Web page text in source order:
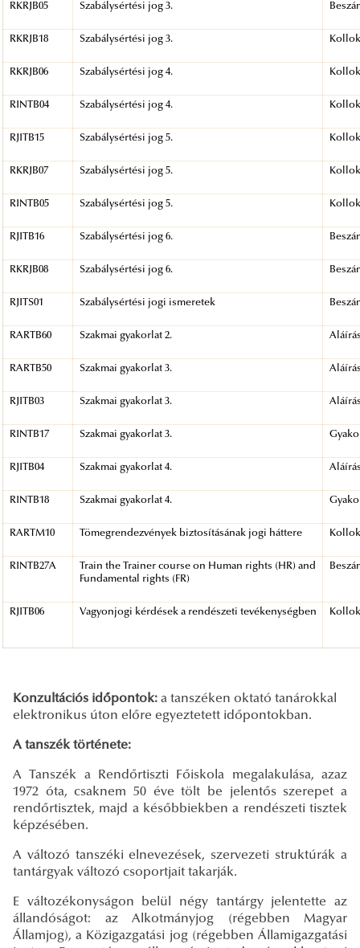
RKRJB05 Szabálysértési jog 3.
RKRJB18 Szabálysértési jog 3.
RKRJB06 Szabálysértési jog 4.
RINTB04 Szabálysértési jog 4.
RJITB15 Szabálysértési jog 5.
RKRJB07 Szabálysértési jog 5.
RINTB05 Szabálysértési jog 5.
RJITB16 Szabálysértési jog 6.
RKRJB08 Szabálysértési jog 6.
RJITS01 Szabálysértési jogi ismeretek
RARTB60 Szakmai gyakorlat 2.
RARTB50 Szakmai gyakorlat 3.
RJITB03 Szakmai gyakorlat 3.
RINTB17 Szakmai gyakorlat 3.
RJITB04 Szakmai gyakorlat 4.
RINTB18 Szakmai gyakorlat 4.
RARTM10 Tömegrendezvények biztosításának jogi háttere
RINTB27A
Train the Trainer course on Human rights (HR) and
Fundamental rights (FR)
RJITB06 Vagyonjogi kérdések a rendészeti tevékenységben
Konzultációs időpontok: a tanszéken oktató tanárokkal
elektronikus úton előre egyeztetett időpontokban.
A tanszék története:
A Tanszék a Rendőrtiszti Főiskola megalakulása, azaz
1972 óta, csaknem 50 éve tölt be jelentős szerepet a
rendőrtisztek, majd a későbbiekben a rendészeti tisztek
képzésében.
A változó tanszéki elnevezések, szervezeti struktúrák a
tantárgyak változó csoportjait takarják.
E változékonyságon belül négy tantárgy jelentette az
állandóságot: az Alkotmányjog (régebben Magyar
Államjog), a Közigazgatási jog (régebben Államigazgatási